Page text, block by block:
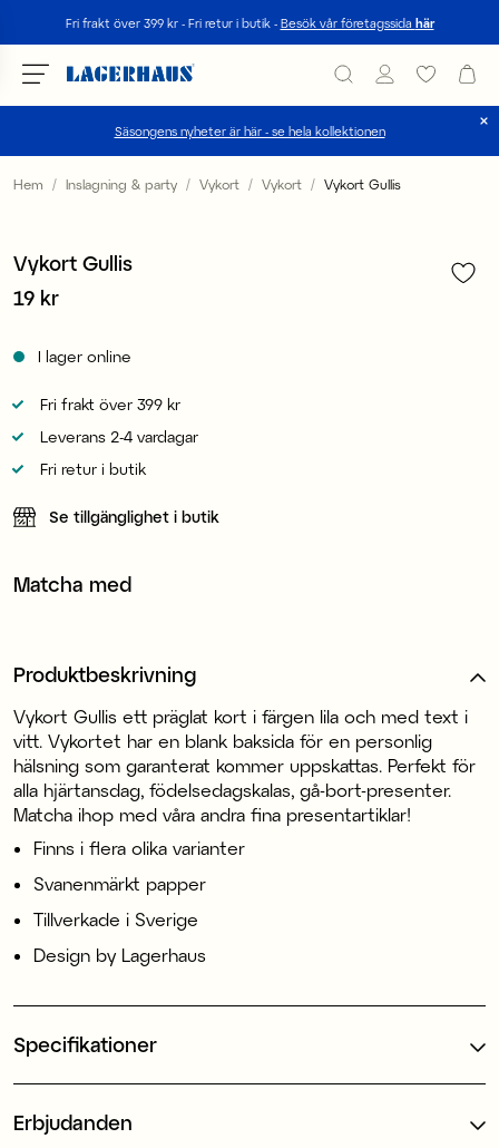
Fri frakt över 399 kr - Fri retur i butik - Besök vår företagssida här
Säsongens nyheter är här - se hela kollektionen
Välj språk / valuta
FI / EUR
SE / SEK
Hem Inslagning & party Vykort Vykort Vykort Gullis
Vykort Gullis
Pris:19 kr
19 kr
I lager online
Fri frakt över 399 kr
Leverans 2-4 vardagar
Fri retur i butik
Se tillgänglighet i butik
Matcha med
Produktbeskrivning
Vykort Gullis ett präglat kort i färgen lila och med text i
vitt. Vykortet har en blank baksida för en personlig
hälsning som garanterat kommer uppskattas. Perfekt för
alla hjärtansdag, födelsedagskalas, gå-bort-presenter.
Matcha ihop med våra andra fina presentartiklar!
Finns i flera olika varianter
Svanenmärkt papper
Tillverkade i Sverige
Design by Lagerhaus
Specifikationer
Erbjudanden